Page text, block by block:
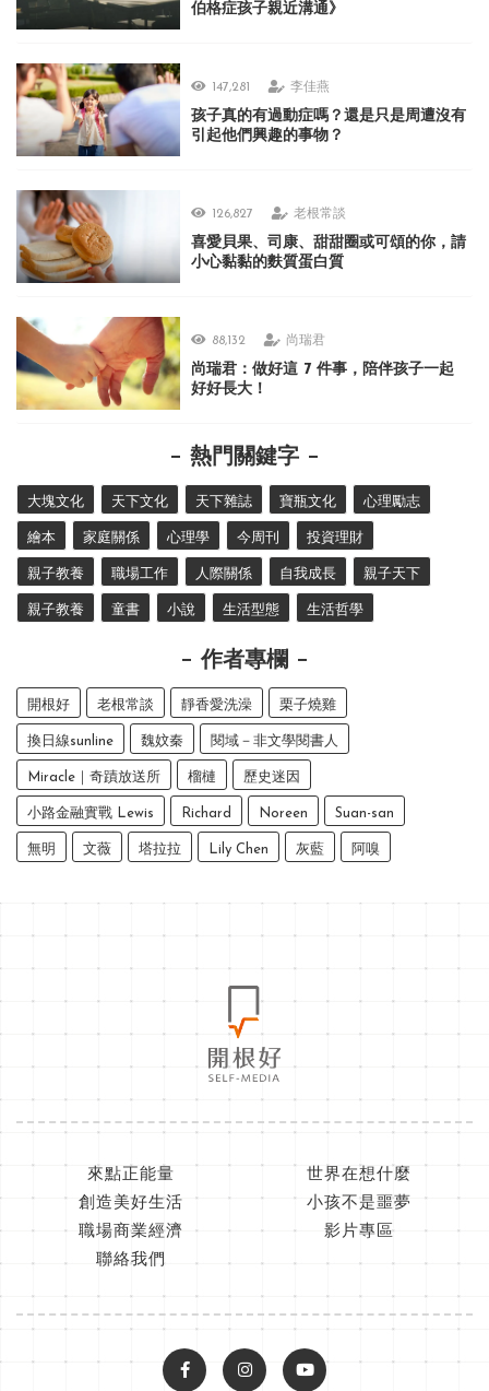
伯格症孩子親近溝通》
147,281 李佳燕
孩子真的有過動症嗎？還是只是周遭沒有
引起他們興趣的事物？
126,827 老根常談
喜愛貝果、司康、甜甜圈或可頌的你，請
小心黏黏的麩質蛋白質
88,132 尚瑞君
尚瑞君：做好這 7 件事，陪伴孩子一起
好好長大！
熱門關鍵字
大塊文化 天下文化 天下雜誌 寶瓶文化 心理勵志
繪本 家庭關係 心理學 今周刊 投資理財
親子教養 職場工作 人際關係 自我成長 親子天下
親子教養 童書 小說 生活型態 生活哲學
作者專欄
開根好 老根常談 靜香愛洗澡 栗子燒雞
換日線sunline 魏妏秦 閱域－非文學閱書人
Miracle｜奇蹟放送所 榴槤 歷史迷因
小路金融實戰 Lewis Richard Noreen Suan-san
無明 文薇 塔拉拉 Lily Chen 灰藍 阿嗅
來點正能量
世界在想什麼
創造美好生活
小孩不是噩夢
職場商業經濟
影片專區
聯絡我們